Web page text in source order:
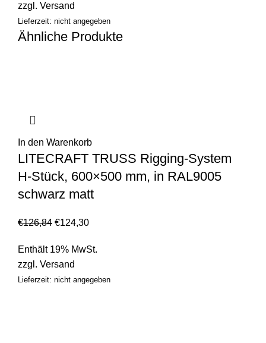
zzgl. Versand
Lieferzeit: nicht angegeben
Ähnliche Produkte
In den Warenkorb
LITECRAFT TRUSS Rigging-System
H-Stück, 600×500 mm, in RAL9005
schwarz matt
€126,84 €124,30
Enthält 19% MwSt.
zzgl. Versand
Lieferzeit: nicht angegeben